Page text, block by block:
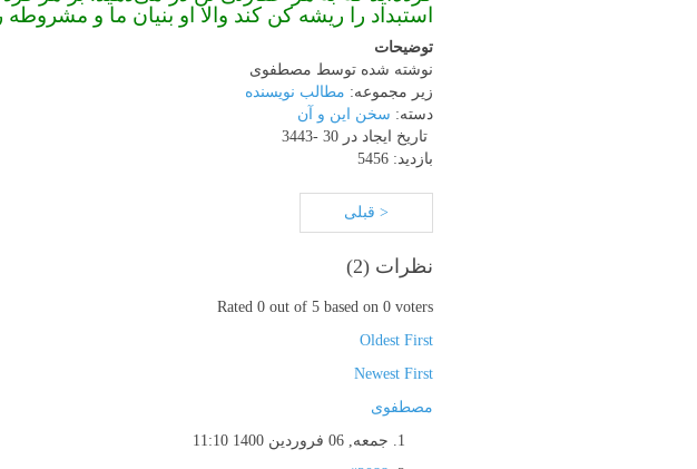
استبداد را ریشه کن کند والا او بنیان ما و مشروطه
توضیحات
نوشته شده توسط مصطفوی
زیر مجموعه: مطالب نویسنده
دسته: سخن این و آن
تاریخ ایجاد در 30 -3443
بازدید: 5456
< قبلی
نظرات (2
)
Rated 0 out of 5 based on 0 voters
Oldest First
Newest First
مصطفوی
جمعه, 06 فروردين 1400 11:10